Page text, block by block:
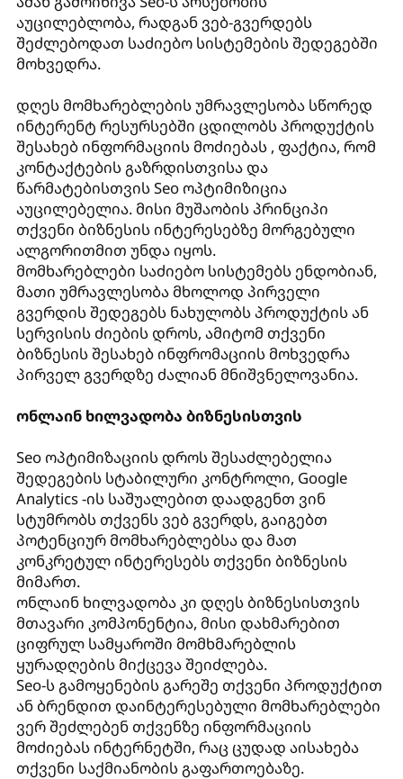
აუცილებლობა, რადგან ვებ-გვერდებს
შეძლებოდათ საძიებო სისტემების შედეგებში
მოხვედრა.
დღეს მომხარებლების უმრავლესობა სწორედ
ინტერენტ რესურსებში ცდილობს პროდუქტის
შესახებ ინფორმაციის მოძიებას , ფაქტია, რომ
კონტაქტების გაზრდისთვისა და
წარმატებისთვის Seo ოპტიმიზიცია
აუცილებელია. მისი მუშაობის პრინციპი
თქვენი ბიზნესის ინტერესებზე მორგებული
ალგორითმით უნდა იყოს.
მომხარებლები საძიებო სისტემებს ენდობიან,
მათი უმრავლესობა მხოლოდ პირველი
გვერდის შედეგებს ნახულობს პროდუქტის ან
სერვისის ძიების დროს, ამიტომ თქვენი
ბიზნესის შესახებ ინფრომაციის მოხვედრა
პირველ გვერდზე ძალიან მნიშვნელოვანია.
ონლაინ ხილვადობა ბიზნესისთვის
Seo ოპტიმიზაციის დროს შესაძლებელია
შედეგების სტაბილური კონტროლი, Google
Analytics -ის საშუალებით დაადგენთ ვინ
სტუმრობს თქვენს ვებ გვერდს, გაიგებთ
პოტენციურ მომხარებლებსა და მათ
კონკრეტულ ინტერესებს თქვენი ბიზნესის
მიმართ.
ონლაინ ხილვადობა კი დღეს ბიზნესისთვის
მთავარი კომპონენტია, მისი დახმარებით
ციფრულ სამყაროში მომხმარებლის
ყურადღების მიქცევა შეიძლება.
Seo-ს გამოყენების გარეშე თქვენი პროდუქტით
ან ბრენდით დაინტერესებული მომხარებლები
ვერ შეძლებენ თქვენზე ინფორმაციის
მოძიებას ინტერნეტში, რაც ცუდად აისახება
თქვენი საქმიანობის გაფართოებაზე.